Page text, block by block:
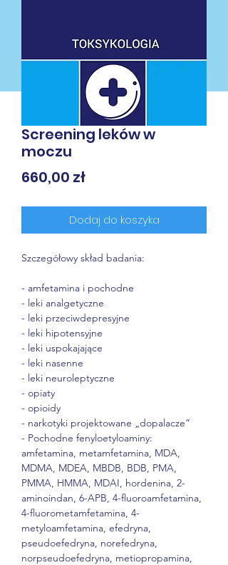
Screening leków w
moczu
660,00 złCena
Dodaj do koszyka
Szczegółowy skład badania:
- amfetamina i pochodne
- leki analgetyczne
- leki przeciwdepresyjne
- leki hipotensyjne
- leki uspokajające
- leki nasenne
- leki neuroleptyczne
- opiaty
- opioidy
- narkotyki projektowane „dopalacze”
- Pochodne fenyloetyloaminy:
amfetamina, metamfetamina, MDA,
MDMA, MDEA, MBDB, BDB, PMA,
PMMA, HMMA, MDAI, hordenina, 2-
aminoindan, 6-APB, 4-fluoroamfetamina,
4-fluorometamfetamina, 4-
metyloamfetamina, efedryna,
pseudoefedryna, norefedryna,
norpseudoefedryna, metiopropamina,